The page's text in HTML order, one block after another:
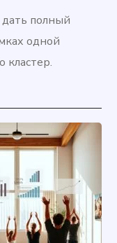
полный
одной
кластер.